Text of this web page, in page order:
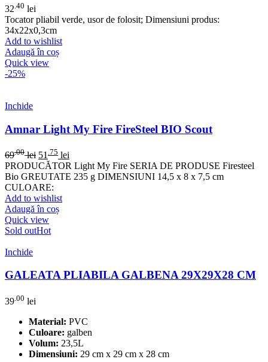
32 .40 lei
Tocator pliabil verde, usor de folosit; Dimensiuni produs:
34x22x0,3cm
Add to wishlist
Adaugă în coș
Quick view
-25%
Inchide
Amnar Light My Fire FireSteel BIO Scout
69.00 lei 51 .75 lei
PRODUCĂTOR Light My Fire SERIA DE PRODUSE Firesteel
Bio GREUTATE 235 g DIMENSIUNI 14,5 x 8 x 7,5 cm
CULOARE:
Add to wishlist
Adaugă în coș
Quick view
Sold outHot
Inchide
GALEATA PLIABILA GALBENA 29X29X28 CM
39 .00 lei
Material: PVC
Culoare: galben
Volum: 23,5L
Dimensiuni: 29 cm x 29 cm x 28 cm